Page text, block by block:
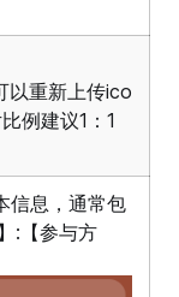
以重新上传ico
例建议1：1
信息，通常包
:【参与方